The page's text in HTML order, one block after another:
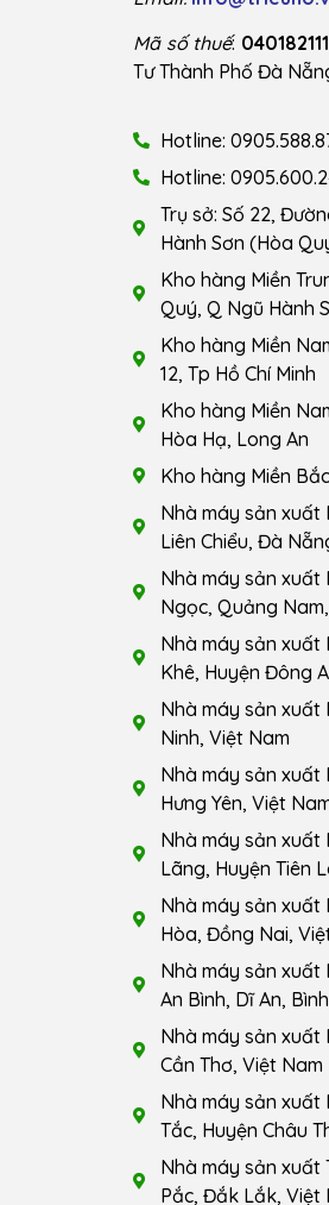
Mã số thuế:
Tư Thành Phố Đà
Hotline:
Hotline:
Trụ sở: Số 22,
Hành Sơn (Hòa
Kho hàng Miền
Quý, Q Ngũ Hành
Kho hàng Miền
12, Tp Hồ Chí Minh
Kho hàng Miền
Hòa Hạ, Long An
Kho hàng Miền
Nhà máy sản xuất
Liên Chiểu, Đà
Nhà máy sản xuất
Ngọc, Quảng
Nhà máy sản xuất
Khê, Huyện Đông
Nhà máy sản xuất
Ninh, Việt Nam
Nhà máy sản xuất
Hưng Yên, Việt
Nhà máy sản xuất
Lãng, Huyện Tiên
Nhà máy sản xuất
Hòa, Đồng Nai,
Nhà máy sản xuất
An Bình, Dĩ An,
Nhà máy sản xuất
Cần Thơ, Việt Nam
Nhà máy sản xuất
Tắc, Huyện Châu
Nhà máy sản xuất
Pắc, Đắk Lắk, Việt